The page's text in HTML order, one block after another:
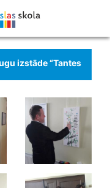
izstāde “Tantes